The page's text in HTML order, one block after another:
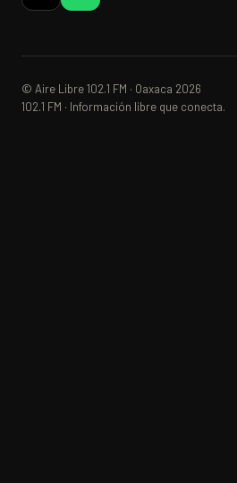
© Aire Libre 102.1 FM · Oaxaca 2026
102.1 FM · Información libre que conecta.